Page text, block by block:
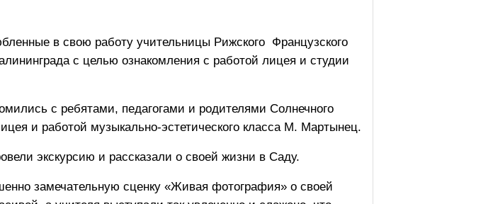
в свою работу учительницы Рижского Французского
с целью ознакомления с работой лицея и студии
с ребятами, педагогами и родителями Солнечного
и работой музыкально-эстетического класса М. Мартынец.
экскурсию и рассказали о своей жизни в Саду.
замечательную сценку «Живая фотография» о своей